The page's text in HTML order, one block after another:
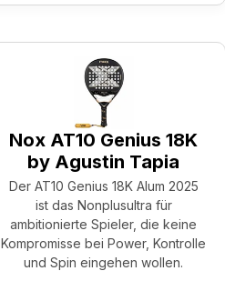
Nox AT10 Genius 18K
by Agustin Tapia
Der AT10 Genius 18K Alum 2025
ist das Nonplusultra für
ambitionierte Spieler, die keine
Kompromisse bei Power, Kontrolle
und Spin eingehen wollen.